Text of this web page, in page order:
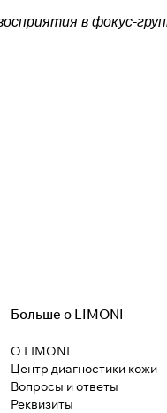
в фокус-
Больше о LIMONI
О LIMONI
Центр диагностики кожи
Вопросы и ответы
Реквизиты